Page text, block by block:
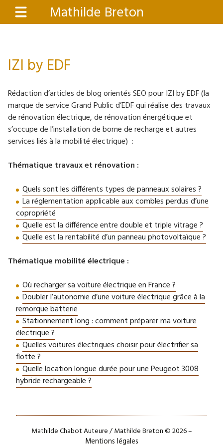
Mathilde Breton
Menu
IZI by EDF
Rédaction d’articles de blog orientés SEO pour IZI by EDF (la
marque de service Grand Public d’EDF qui réalise des travaux
de rénovation électrique, de rénovation énergétique et
s’occupe de l’installation de borne de recharge et autres
services liés à la mobilité électrique) :
Thématique travaux et rénovation :
Quels sont les différents types de panneaux solaires ?
La réglementation applicable aux combles perdus d’une
copropriété
Quelle est la différence entre double et triple vitrage ?
Quelle est la rentabilité d’un panneau photovoltaïque ?
Thématique mobilité électrique :
Où recharger sa voiture électrique en France ?
Doubler l’autonomie d’une voiture électrique grâce à la
remorque batterie
Stationnement long : comment préparer ma voiture
électrique ?
Quelles voitures électriques choisir pour électrifier sa
flotte ?
Quelle location longue durée pour une Peugeot 3008
hybride rechargeable ?
Mathilde Chabot Auteure / Mathilde Breton © 2026 –
Mentions légales